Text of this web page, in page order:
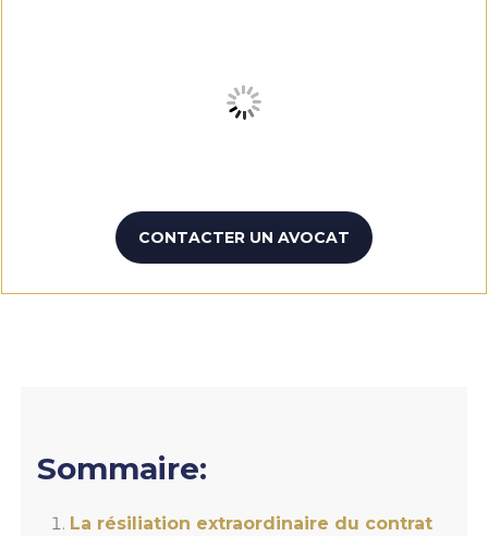
CONTACTER UN AVOCAT
Sommaire:
La résiliation extraordinaire du contrat